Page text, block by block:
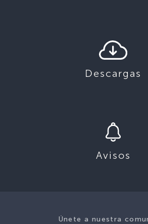
Descargas
Avisos
Únete a nuestra